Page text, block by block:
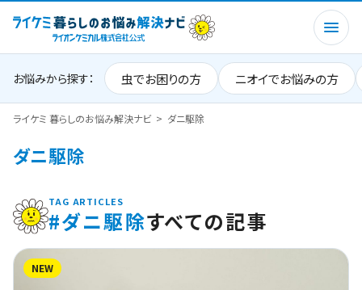
お悩みから探す： 虫でお困りの方 ニオイでお悩みの方
ライケミ 暮らしのお悩み解決ナビ ダニ駆除
ダニ駆除
TAG ARTICLES
#ダニ駆除すべての記事
NEW